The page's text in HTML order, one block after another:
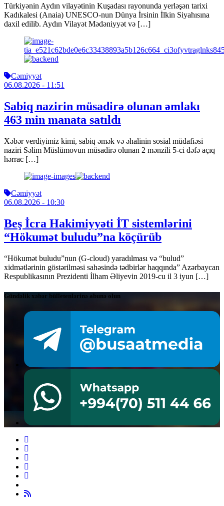
Türkiyənin Aydın vilayətinin Kuşadası rayonunda yerləşən tarixi
Kadıkalesi (Anaia) UNESCO-nun Dünya İrsinin İlkin Siyahısına
daxil edilib. Aydın Vilayət Mədəniyyət və […]
Cəmiyyət
06.08.2026 - 11:51
Sabiq nazirin müsadirə olunan əmlakı
463 min manata satıldı
Xəbər verdiyimiz kimi, sabiq əmək və əhalinin sosial müdafiəsi
naziri Səlim Müslümovun müsadirə olunan 2 mənzili 5-ci dəfə açıq
hərrac […]
Cəmiyyət
06.08.2026 - 10:30
Beş İcra Hakimiyyəti İT sistemlərini
“Hökumət buludu”na köçürüb
“Hökumət buludu”nun (G-cloud) yaradılması və “bulud”
xidmətlərinin göstərilməsi sahəsində tədbirlər haqqında” Azərbaycan
Respublikasının Prezidenti İlham Əliyevin 2019-cu il 3 iyun […]
Gündəlik xəbər bülletenlərinə abunə olun